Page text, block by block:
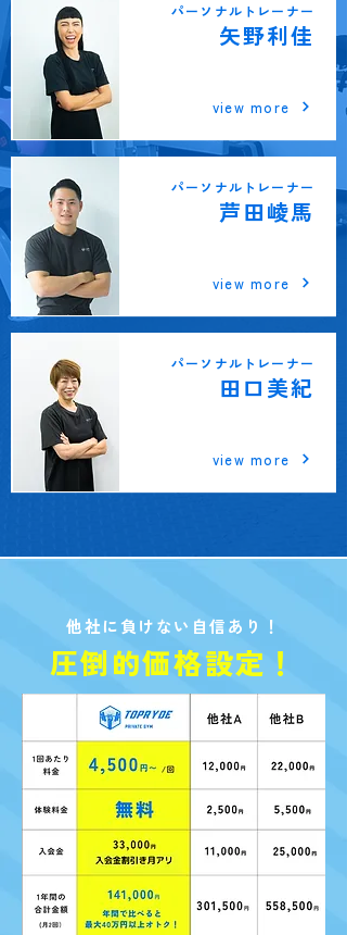
パーソナルトレーナー
矢野利佳
view more
パーソナルトレーナー
芦田崚馬
view more
パーソナルトレーナー
田口美紀
view more
他社に負けない自信あり！
圧倒的価格設定！